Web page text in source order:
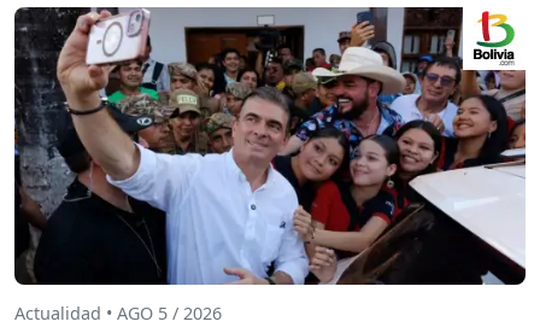
Actualidad • AGO 5 / 2026